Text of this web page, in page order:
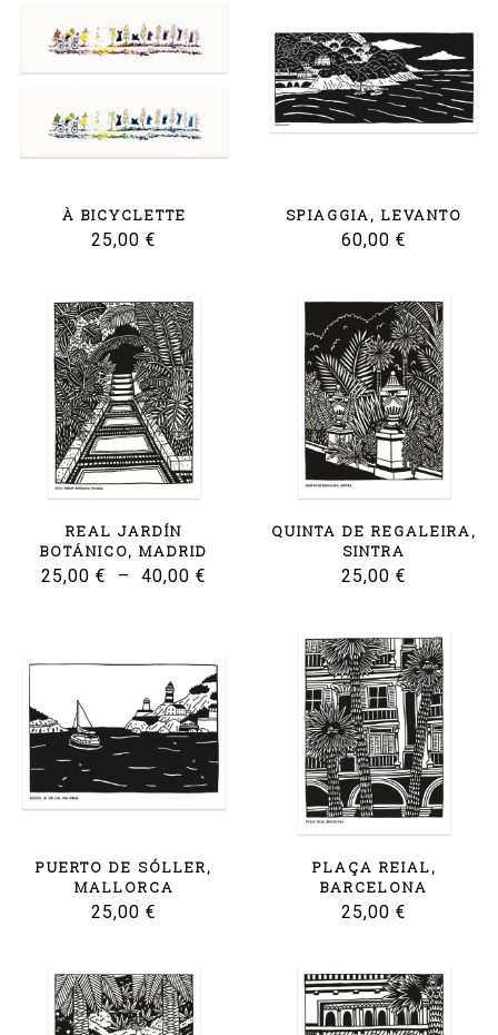
plus
ancien
À BICYCLETTE
25,00 €
SPIAGGIA, LEVANTO
60,00 €
REAL JARDÍN
BOTÁNICO, MADRID
25,00 € – 40,00 €
25,00 €
à
40,00 €
QUINTA DE REGALEIRA,
SINTRA
25,00 €
PUERTO DE SÓLLER,
MALLORCA
25,00 €
PLAÇA REIAL,
BARCELONA
25,00 €